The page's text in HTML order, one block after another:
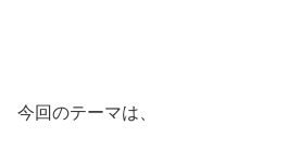
今回のテーマは、